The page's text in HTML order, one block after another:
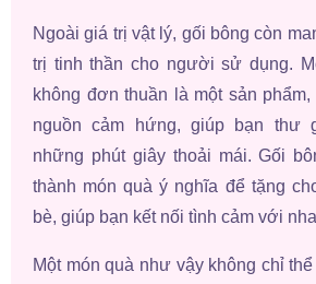
Ngoài giá trị vật lý, gối bông còn
trị tinh thần cho người sử dụng.
không đơn thuần là một sản
nguồn cảm hứng, giúp bạn thư
những phút giây thoải mái. Gối
thành món quà ý nghĩa để tặng
bè, giúp bạn kết nối tình cảm với
Một món quà như vậy không chỉ